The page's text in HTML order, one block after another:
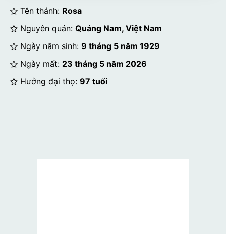
Tên thánh: Rosa
Nguyên quán: Quảng Nam, Việt Nam
Ngày năm sinh: 9 tháng 5 năm 1929
Ngày mất: 23 tháng 5 năm 2026
Hưởng đại thọ: 97 tuổi